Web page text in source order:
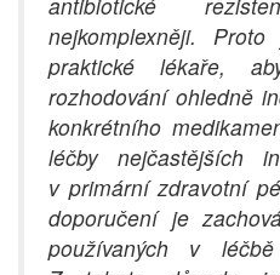
nejkomplexněji.
praktické lékaře,
rozhodování ohledně
konkrétního
léčby nejčastějších
v primární zdravotní
doporučení je
používaných v